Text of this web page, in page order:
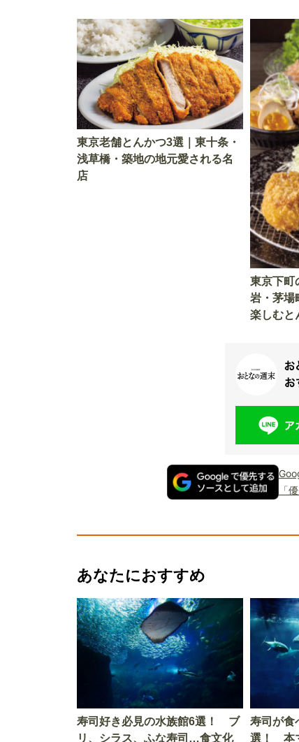
東京老舗とんかつ3選｜東十条・
浅草橋・築地の地元愛される名
店
東京下町
岩・茅場
楽しむと
「
あなたにおすすめ
寿司好き必見の水族館6選！ ブ
リ、シラス、ふな寿司…食文化
寿司が食
選！ 本